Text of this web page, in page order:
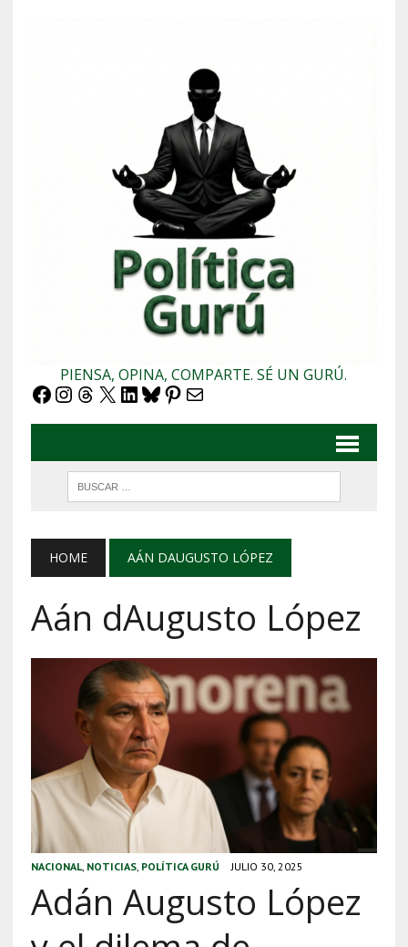
PIENSA, OPINA, COMPARTE. SÉ UN GURÚ.
Facebook
Instagram
Threads
X LinkedIn
Bluesky
Pinterest
Correo electrónico
HOME AÁN DAUGUSTO LÓPEZ
Aán dAugusto López
NACIONAL, NOTICIAS, POLÍTICA GURÚ JULIO 30, 2025
Adán Augusto López